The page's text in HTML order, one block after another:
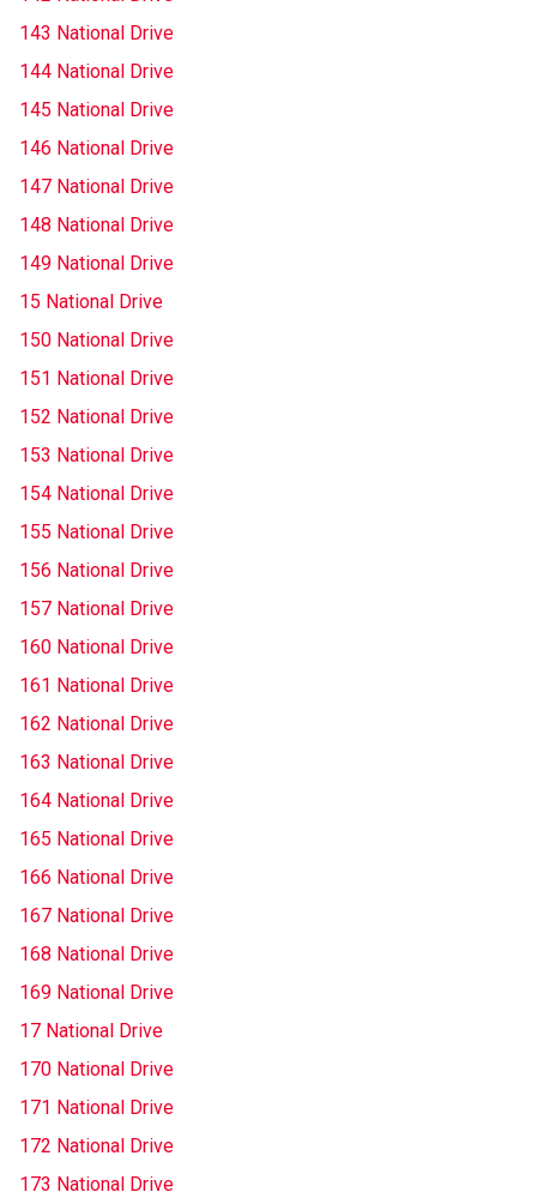
143 National Drive
144 National Drive
145 National Drive
146 National Drive
147 National Drive
148 National Drive
149 National Drive
15 National Drive
150 National Drive
151 National Drive
152 National Drive
153 National Drive
154 National Drive
155 National Drive
156 National Drive
157 National Drive
160 National Drive
161 National Drive
162 National Drive
163 National Drive
164 National Drive
165 National Drive
166 National Drive
167 National Drive
168 National Drive
169 National Drive
17 National Drive
170 National Drive
171 National Drive
172 National Drive
173 National Drive